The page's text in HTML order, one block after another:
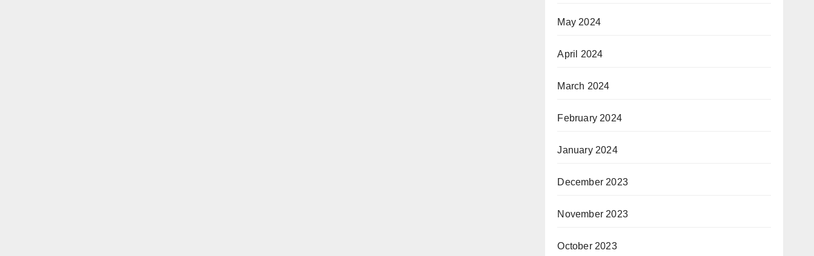
May 2024
April 2024
March 2024
February 2024
January 2024
December 2023
November 2023
October 2023